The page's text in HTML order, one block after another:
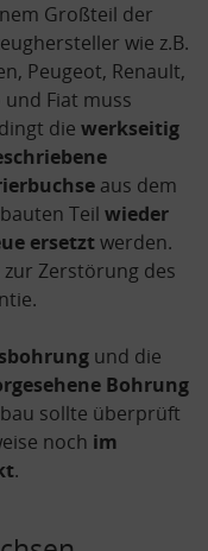
Großteil der
wie z.B.
Peugeot, Renault,
und Fiat muss
die werkseitig
aus dem
Teil wieder
ersetztwerden.
Zerstörung des
und die
Bohrung
sollte überprüft
noch im
.